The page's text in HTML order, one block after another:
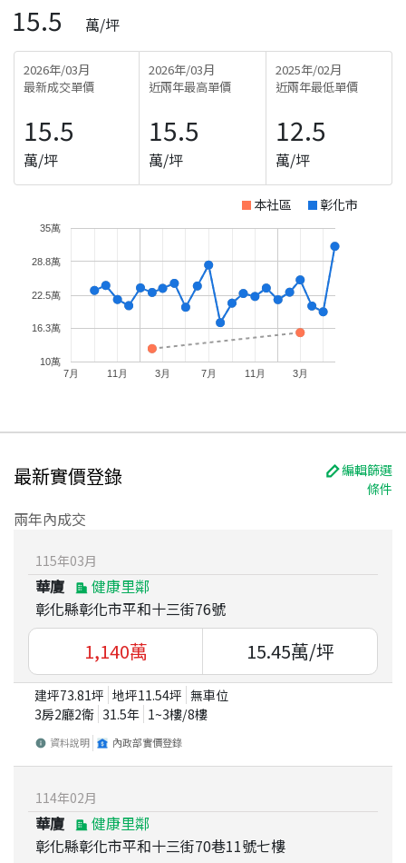
15.5 萬/坪
2026年/03月
最新成交單價
15.5
萬/坪
2026年/03月
近兩年最高單價
15.5
萬/坪
2025年/02月
近兩年最低單價
12.5
萬/坪
本社區 彰化市
7月 11月 3月 7月 11月 3月
10萬
16.3萬
22.5萬
28.8萬
35萬
最新實價登錄
編輯篩選
條件
兩年內成交
115年03月
華廈
健康里鄰
彰化縣彰化市平和十三街76號
1,140萬 15.45萬/坪
建坪73.81坪 地坪11.54坪 無車位
3房2廳2衛 31.5年 1~3樓/8樓
資料說明 內政部實價登錄
114年02月
華廈
健康里鄰
彰化縣彰化市平和十三街70巷11號七樓